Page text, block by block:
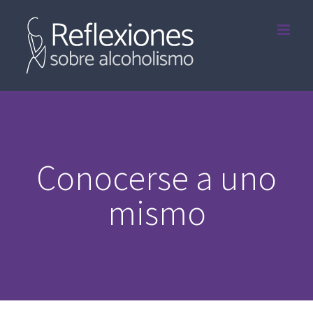
contenido
Conocerse a uno
mismo